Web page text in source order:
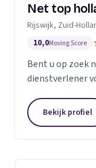
Net top
Rijswijk, Zuid-
10,0Moving Score
Bent u op zoek
dienstverlener
groeiende
het vak.
Bekijk profiel